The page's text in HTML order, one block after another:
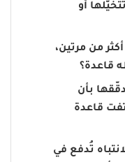
أو
من مرتين،
قاعدة؟
بأن
قاعدة
تُدفع في